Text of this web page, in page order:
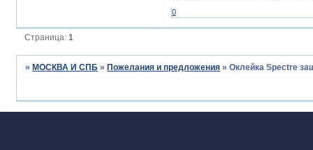
0
Страница:1
»МОСКВА И СПБ »Пожелания и предложения »Оклейка Spectre